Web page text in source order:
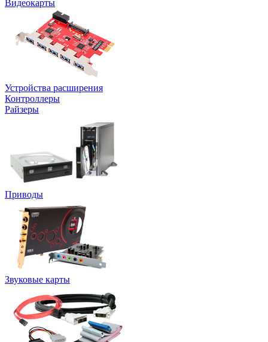
Видеокарты
Устройства расширения
Контроллеры
Райзеры
Приводы
Звуковые карты